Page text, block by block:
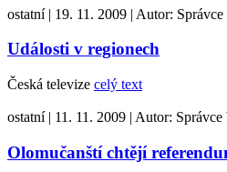
ostatní | 19. 11. 2009 | Autor: Správce
Události v regionech
Česká televize celý text
ostatní | 11. 11. 2009 | Autor: Správce
Olomučanští chtějí